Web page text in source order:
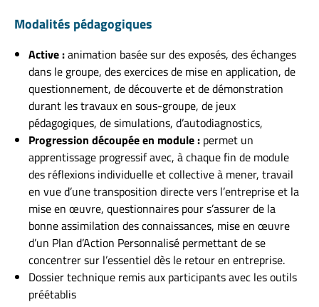
Modalités pédagogiques
Active :animation basée sur des exposés, des échanges
dans le groupe, des exercices de mise en application, de
questionnement, de découverte et de démonstration
durant les travaux en sous-groupe, de jeux
pédagogiques, de simulations, d’autodiagnostics,
Progression découpée en module : permet un
apprentissage progressif avec, à chaque fin de module
des réflexions individuelle et collective à mener, travail
en vue d’une transposition directe vers l’entreprise et la
mise en œuvre, questionnaires pour s’assurer de la
bonne assimilation des connaissances, mise en œuvre
d’un Plan d’Action Personnalisé permettant de se
concentrer sur l’essentiel dès le retour en entreprise.
Dossier technique remis aux participants avec les outils
préétablis